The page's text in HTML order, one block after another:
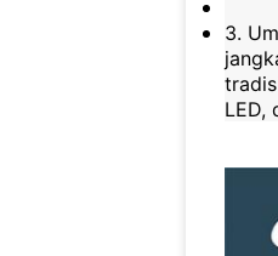
3.
LED,